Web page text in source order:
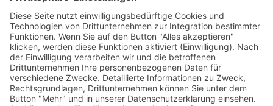
Vimeo-Account ausloggen.
Zur Wiedererkennung der Websitebesucher verwendet Vimeo
Cookies bzw. vergleichbare Wiedererkennungstechnologien (z. B.
Device-Fingerprinting).